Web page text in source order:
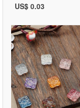
US$ 0.03